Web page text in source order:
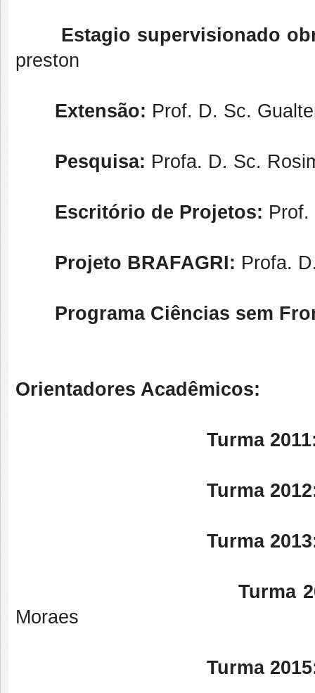
Estagio supervisionado
preston
Extensão: Prof. D. Sc.
Pesquisa: Profa. D. Sc.
Escritório de Projetos: Prof.
Projeto BRAFAGRI: Profa.
Programa Ciências sem
Orientadores Acadêmicos:
Turma
Turma
Turma
Turma
Moraes
Turma